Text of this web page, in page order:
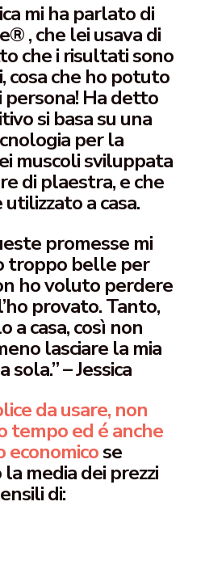
mi ha parlato di
, che lei usava di
che i risultati sono
cosa che ho potuto
Ha detto
si basa su una
per la
muscoli sviluppata
di plaestra, e che
a casa.
promesse mi
troppo belle per
ho voluto perdere
provato. Tanto,
a casa, così non
lasciare la mia
sola.” – Jessica
da usare, non
tempo ed é anche
se
media dei prezzi
di: